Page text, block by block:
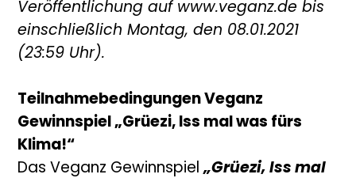
Veröffentlichung auf www.veganz.de bis
einschließlich Montag, den 08.01.2021
(23:59 Uhr).
Teilnahmebedingungen Veganz
Gewinnspiel „Grüezi, Iss mal was fürs
Klima!“
Das Veganz Gewinnspiel„Grüezi, Iss mal